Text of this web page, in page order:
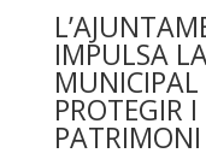
IMPULSA
MUNICIPAL
PROTEGIR I